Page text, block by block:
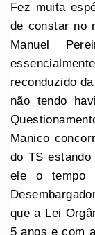
Fez muita
de constar no
Manuel
reconduzido
não tendo
Manico
do TS
ele o tempo
que a Lei
5 anos e com